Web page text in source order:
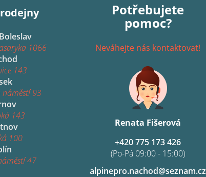
1066
143
náměstí 93
143
100
47
Potřebujete
pomoc?
Neváhejte nás kontaktovat!
Renata Fišerová
alpinepro.nachod@seznam.cz
+420 775 173 426
(Po-Pá 09:00 - 15:00)